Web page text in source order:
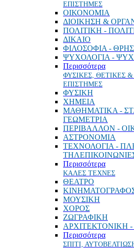
ΕΠΙΣΤΗΜΕΣ
ΟΙΚΟΝΟΜΙΑ
ΔΙΟΙΚΗΣΗ &
ΠΟΛΙΤΙΚΗ -
ΔΙΚΑΙΟ
ΦΙΛΟΣΟΦΙΑ -
ΨΥΧΟΛΟΓΙΑ -
Περισσότερα
ΦΥΣΙΚΕΣ, ΘΕΤΙΚΕΣ
ΕΠΙΣΤΗΜΕΣ
ΦΥΣΙΚΗ
ΧΗΜΕΙΑ
ΜΑΘΗΜΑΤΙΚΑ -
ΓΕΩΜΕΤΡΙΑ
ΠΕΡΙΒΑΛΛΟΝ -
ΑΣΤΡΟΝΟΜΙΑ
ΤΕΧΝΟΛΟΓΙΑ -
Περισσότερα
ΚΑΛΕΣ ΤΕΧΝΕΣ
ΘΕΑΤΡΟ
ΜΟΥΣΙΚΗ
ΧΟΡΟΣ
ΖΩΓΡΑΦΙΚΗ
ΑΡΧΙΤΕΚΤΟΝΙΚΗ
Περισσότερα
ΣΠΙΤΙ,